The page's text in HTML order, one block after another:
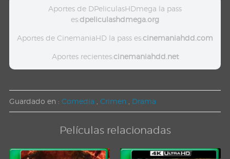
Aportes de DPeliculasHDmega la pass
es:dpeliculashdmega.org
Aportes de CinemaniaHD la pass es:cinemaniahdd.com
Aportes recientes:cinemaniahdd.net
Guardado en : Comedia Crimen Drama
Películas relacionadas